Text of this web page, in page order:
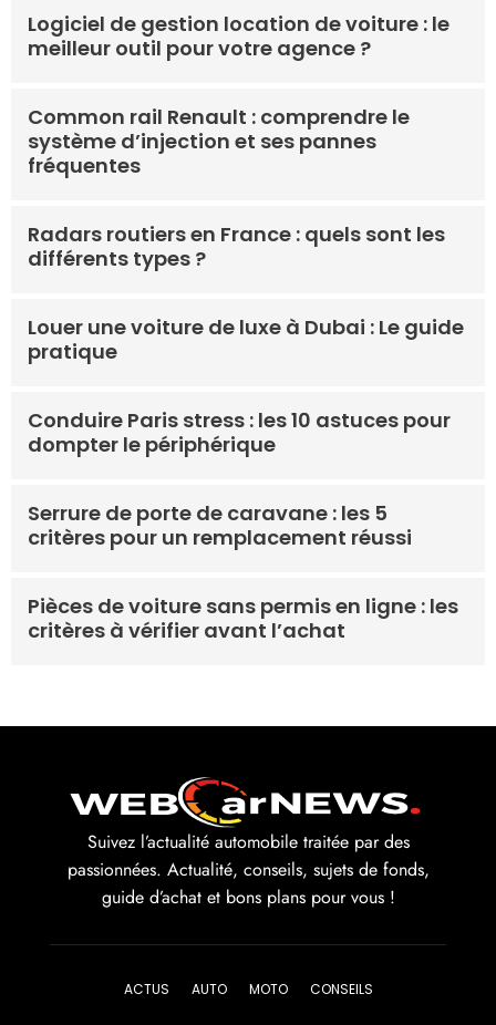
Logiciel de gestion location de voiture : le
meilleur outil pour votre agence ?
Common rail Renault : comprendre le
système d’injection et ses pannes
fréquentes
Radars routiers en France : quels sont les
différents types ?
Louer une voiture de luxe à Dubai : Le guide
pratique
Conduire Paris stress : les 10 astuces pour
dompter le périphérique
Serrure de porte de caravane : les 5
critères pour un remplacement réussi
Pièces de voiture sans permis en ligne : les
critères à vérifier avant l’achat
Suivez l’actualité automobile traitée par des
passionnées. Actualité, conseils, sujets de fonds,
guide d’achat et bons plans pour vous !
ACTUS AUTO MOTO CONSEILS